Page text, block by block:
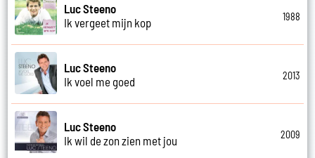
Luc Steeno
Ik vergeet mijn kop
1988
Luc Steeno
Ik voel me goed
2013
Luc Steeno
Ik wil de zon zien met jou
2009